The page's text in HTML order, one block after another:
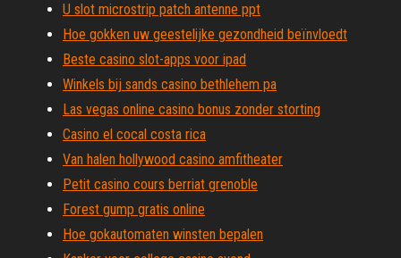
U slot microstrip patch antenne ppt
Hoe gokken uw geestelijke gezondheid beïnvloedt
Beste casino slot-apps voor ipad
Winkels bij sands casino bethlehem pa
Las vegas online casino bonus zonder storting
Casino el cocal costa rica
Van halen hollywood casino amfitheater
Petit casino cours berriat grenoble
Forest gump gratis online
Hoe gokautomaten winsten bepalen